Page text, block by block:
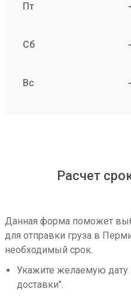
Пт -
Сб -
Вс -
Расчет
Данная форма поможет
для отправки груза в
необходимый срок.
Укажите желаемую дату
доставки".